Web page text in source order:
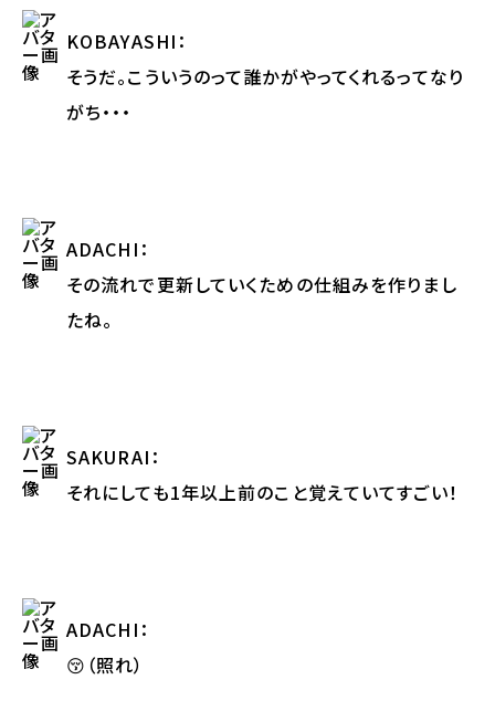
KOBAYASHI ：
そうだ。こういうのって誰かがやってくれるってなり
がち・・・
ADACHI ：
その流れで更新していくための仕組みを作りまし
たね。
SAKURAI ：
それにしても1年以上前のこと覚えていてすごい！
ADACHI ：
😚（照れ）